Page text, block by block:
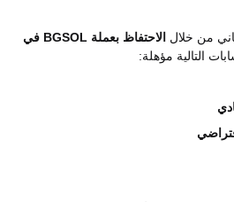
من خلال الاحتفاظ بعملة BGSOL في
التالية مؤهلة: